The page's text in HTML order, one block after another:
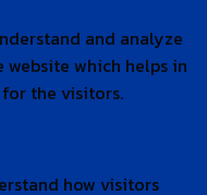
visitors with
These cookies track
to provide